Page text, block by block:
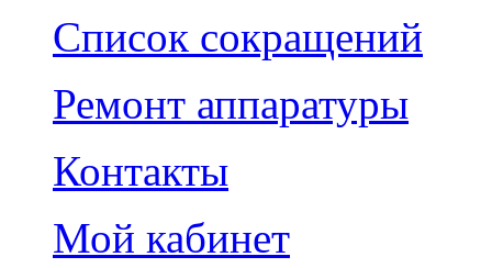
Список сокращений
Ремонт аппаратуры
Контакты
Мой кабинет